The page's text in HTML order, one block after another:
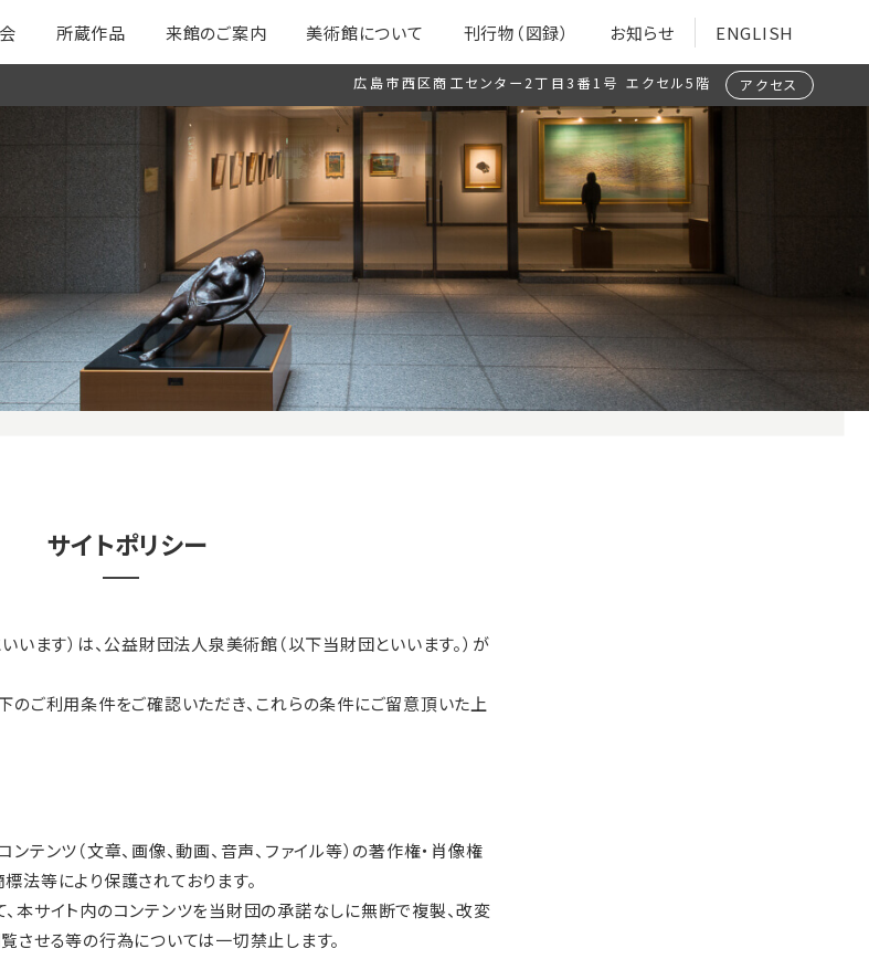
所蔵作品 来館のご案内 美術館について 刊行物（図録） お知らせ ENGLISH
広島市西区商工センター2丁目3番1号 エクセル5階 アクセス
サイトポリシー
います）は、公益財団法人泉美術館（以下当財団といいます。）が
のご利用条件をご確認いただき、これらの条件にご留意頂いた上
テンツ（文章、画像、動画、音声、ファイル等）の著作権・肖像権
法等により保護されております。
本サイト内のコンテンツを当財団の承諾なしに無断で複製、改変
させる等の行為については一切禁止します。